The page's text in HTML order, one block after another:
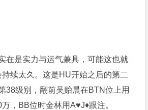
在是实力与运气兼具，可能这也就
续太久。这是HU开始之后的第二
38级别，翻前吴贻晨在BTN位上用
，BB位时金林用A♥J♦跟注。